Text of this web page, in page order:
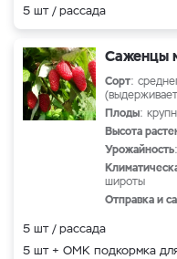
5 шт / рассада
Саженцы
Сорт:
Плоды:
Высота
Урожайность
широты
Отправка и
5 шт / рассада